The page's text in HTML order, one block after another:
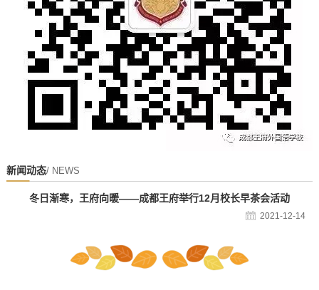
新闻动态/ NEWS
冬日渐寒，王府向暖——成都王府举行12月校长早茶会活动
2021-12-14